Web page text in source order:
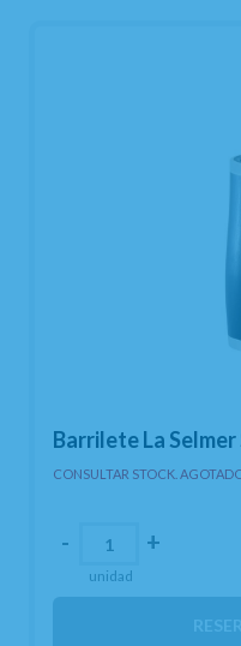
Barrilete La
CONSULTAR STOCK.
- +
unidad